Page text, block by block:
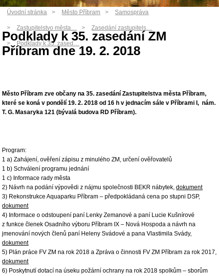
Úvodní stránka Město Příbram Samospráva
Zastupitelstvo města… Zasedání zastupitels…
Podklady k 35. zased…
Podklady k 35. zasedání ZM
Příbram dne 19. 2. 2018
Město Příbram zve občany na 35. zasedání Zastupitelstva města Příbram,
které se koná v pondělí 19. 2. 2018 od 16 h v jednacím sále v Příbrami I, nám.
T. G. Masaryka 121 (bývalá budova RD Příbram).
Program:
1 a) Zahájení, ověření zápisu z minulého ZM, určení ověřovatelů
1 b) Schválení programu jednání
1 c) Informace rady města
2) Návrh na podání výpovědi z nájmu společnosti BEKR nábytek,dokument
3) Rekonstrukce Aquaparku Příbram – předpokládaná cena po stupni DSP,
dokument
4) Informace o odstoupení paní Lenky Zemanové a paní Lucie Kušnírové
z funkce členek Osadního výboru Příbram IX – Nová Hospoda a návrh na
jmenování nových členů paní Heleny Svádové a pana Vlastimila Svády,
dokument
5) Plán práce FV ZM na rok 2018 a Zpráva o činnosti FV ZM Příbram za rok 2017,
dokument
6) Poskytnutí dotací na úseku požární ochrany na rok 2018 spolkům – sborům